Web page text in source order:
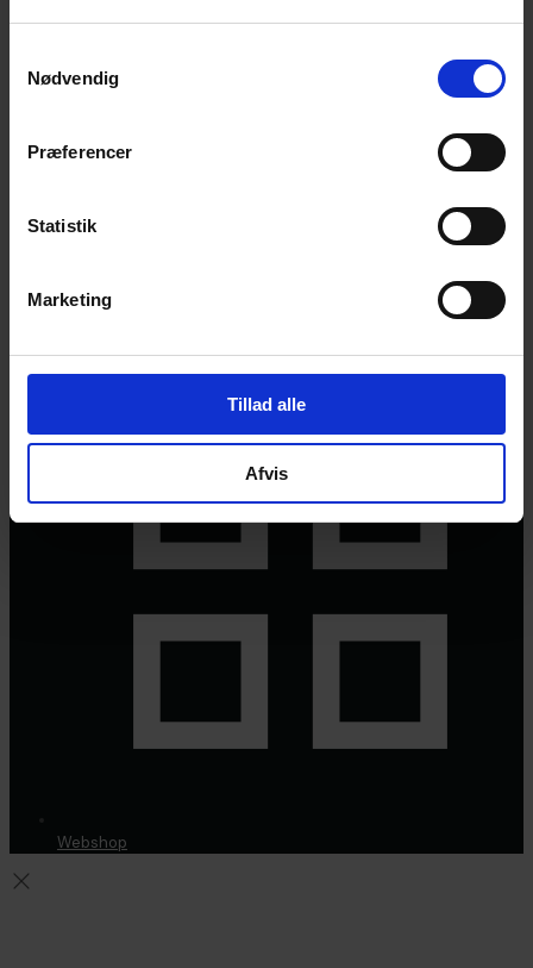
Nødvendig
Præferencer
Statistik
Marketing
Tillad alle
Afvis
© 2026 Eva Ehler | Himmelheltene | CVR:
Webshop